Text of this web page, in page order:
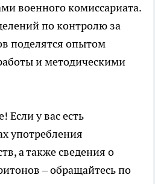
военного комиссариата.
по контролю за
поделятся опытом
и методическими
Если у вас есть
употребления
а также сведения о
– обращайтесь по